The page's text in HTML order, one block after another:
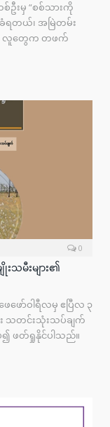
းမှ “စစ်သားကို
တယ်၊ အမြဲတမ်း
လူတွေက တဖက်
0
သမီးများ၏
ဖော်ဝါရီလမှ ဧပြီလ ၃
း သတင်းသုံးသပ်ချက်
၍ ဖတ်ရှုနိုင်ပါသည်။